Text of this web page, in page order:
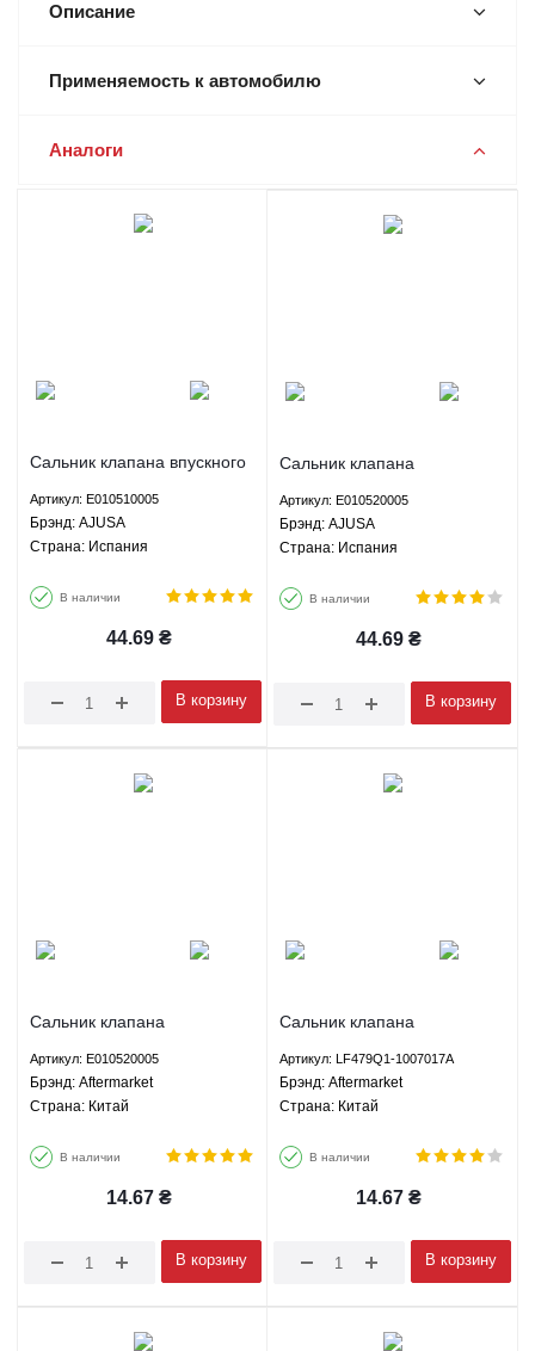
Описание
Применяемость к автомобилю
Аналоги
Сальник клапана впускного
ЛC Кросс ГХ2 ЛС Панда ГС2
AJUSA E010510005
Артикул: E010510005
Брэнд: AJUSA
Страна: Испания
В наличии
44.69₴
В корзину
Сальник клапана
ГС5 ГС6 ЛC Кросс ГХ2 ЛС
Панда ГС2 AJUSA
E010520005
Артикул: E010520005
Брэнд: AJUSA
Страна: Испания
В наличии
44.69₴
В корзину
Сальник клапана
ГС5 ГС6 ЛC Кросс ГХ2 ЛС
Панда ГС2 Aftermarket
E010520005
Артикул: E010520005
Брэнд: Aftermarket
Страна: Китай
В наличии
14.67₴
В корзину
Сальник клапана
Смайли 520 Бриз 620
Солано Lifan 320 Smily 520
Breez 620 Solano
1007017A
Артикул: LF479Q1-1007017A
Брэнд: Aftermarket
Страна: Китай
В наличии
14.67₴
В корзину